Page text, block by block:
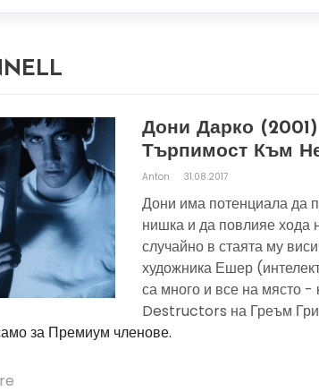
Дони Дарко
Търпимост Към
Anton 31.08.2017
Дони има потенциала да
нишка и да повлияе хода
случайно в стаята му
художника Ешер
са много и все на място
Destructors на Греъм
за Премиум членове.